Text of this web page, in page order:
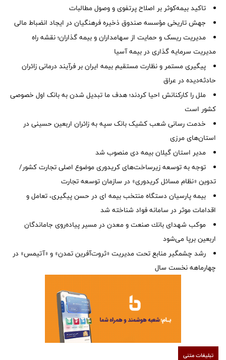
تاکید بیمه‌کوثر بر اصلاح پرتفوی و وصول مطالبات ‌
جهش تاریخی مؤسسه صندوق ذخیره فرهنگیان در ایجاد انضباط مالی
مدیریت ریسک و حمایت از سهامداران و بیمه گذاران؛ نقشه راه
مدیریت سرمایه گذاری در بیمه آسیا
پیگیری مستمر و نظارت مستقیم بیمه ایران بر فرآیند درمانی زائران
حادثه‌دیده در عراق
ملل را کارکنانش احیا کردند؛ هدف ما تبدیل شدن به بانک اول خصوصی
کشور است
خدمت رسانی شعب کشیک بانک سپه به زائران اربعین حسینی در
استان‌‌های مرزی
‌مدیر استان گیلان بیمه دی منصوب شد
توجه به توسعه زیرساخت‌های کریدوری موضوع اصلی تجارت کشور/
تدوین «نظام مسائل کریدوری» در سازمان توسعه تجارت
بیمه پارسیان دستگاه منتخب بیمه ای در حسن پیگیری، تعامل و
اقدامات موثر در سامانه فواد شناخته شد
موكب شهدای بانك صنعت و معدن در مسیر پیاده‌روی جاماندگان
اربعین برپا می‌شود
رشد چشمگیر منابع تحت مدیریت «ثروت‌آفرین تمدن» و «آتیمس» در
چهارماهه نخست سال
تبلیغات متنی